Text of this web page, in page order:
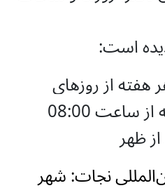
است:
هفته از روزهای
یک‌شنبه الی پنج‌شنبه از ساعت 08:00
نجات: شهر